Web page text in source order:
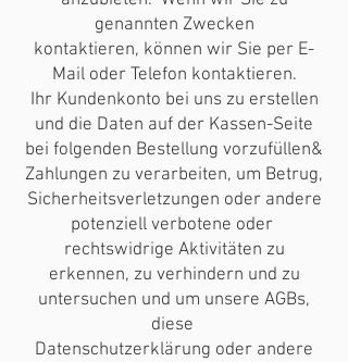
genannten Zwecken
kontaktieren, können wir Sie per E-
Mail oder Telefon kontaktieren.
Ihr Kundenkonto bei uns zu erstellen
und die Daten auf der Kassen-Seite
bei folgenden Bestellung vorzufüllen&
Zahlungen zu verarbeiten, um Betrug,
Sicherheitsverletzungen oder andere
potenziell verbotene oder
rechtswidrige Aktivitäten zu
erkennen, zu verhindern und zu
untersuchen und um unsere AGBs,
diese
Datenschutzerklärung oder andere